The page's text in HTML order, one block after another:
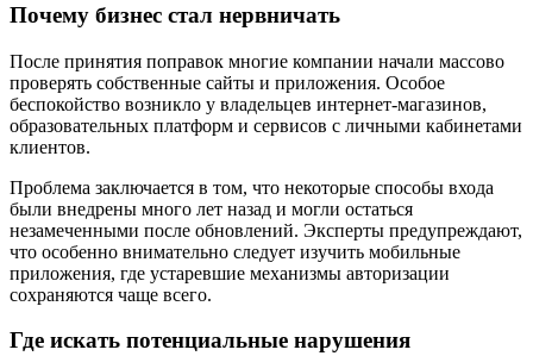
Почему бизнес стал нервничать
После принятия поправок многие компании начали массово
проверять собственные сайты и приложения. Особое
беспокойство возникло у владельцев интернет-магазинов,
образовательных платформ и сервисов с личными кабинетами
клиентов.
Проблема заключается в том, что некоторые способы входа
были внедрены много лет назад и могли остаться
незамеченными после обновлений. Эксперты предупреждают,
что особенно внимательно следует изучить мобильные
приложения, где устаревшие механизмы авторизации
сохраняются чаще всего.
Где искать потенциальные нарушения